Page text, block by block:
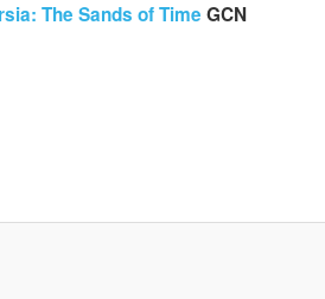
The Sands of Time GCN